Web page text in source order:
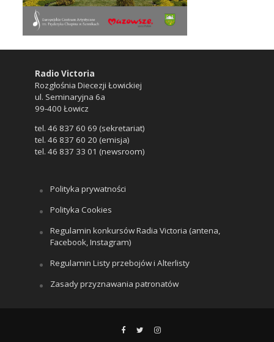
Radio Victoria
Rozgłośnia Diecezji Łowickiej
ul. Seminaryjna 6a
99-400 Łowicz
tel. 46 837 60 69 (sekretariat)
tel. 46 837 60 20 (emisja)
tel. 46 837 33 01 (newsroom)
Polityka prywatności
Polityka Cookies
Regulamin konkursów Radia Victoria (antena,
Facebook, Instagram)
Regulamin Listy przebojów i Alterlisty
Zasady przyznawania patronatów